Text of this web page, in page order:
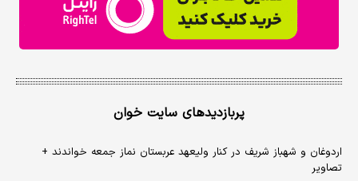
پربازدیدهای سایت خوان
اردوغان و شهباز شریف در کنار ولیعهد عربستان نماز جمعه خواندند +
تصاویر